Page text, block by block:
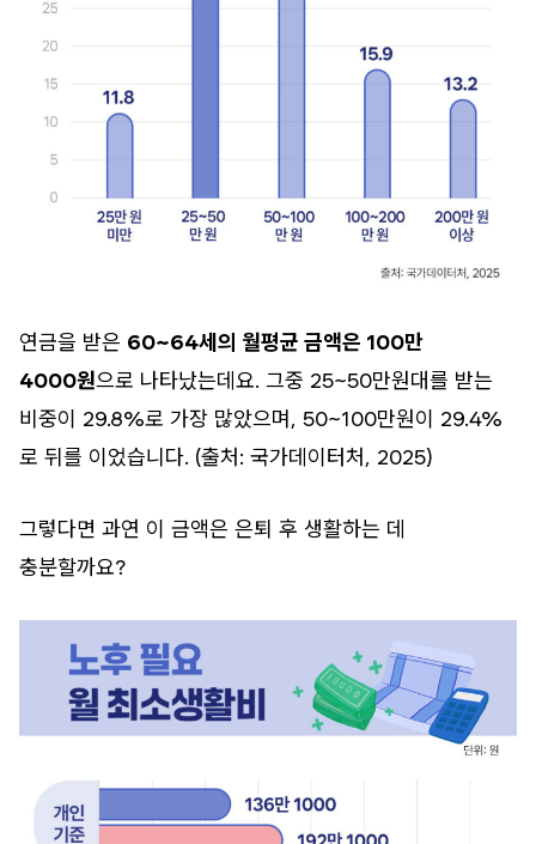
연금을 받은 60~64세의 월평균 금액은 100만
4000원으로 나타났는데요. 그중 25~50만원대를 받는
비중이 29.8%로 가장 많았으며, 50~100만원이 29.4%
로 뒤를 이었습니다. (출처: 국가데이터처, 2025)
그렇다면 과연 이 금액은 은퇴 후 생활하는 데
충분할까요?